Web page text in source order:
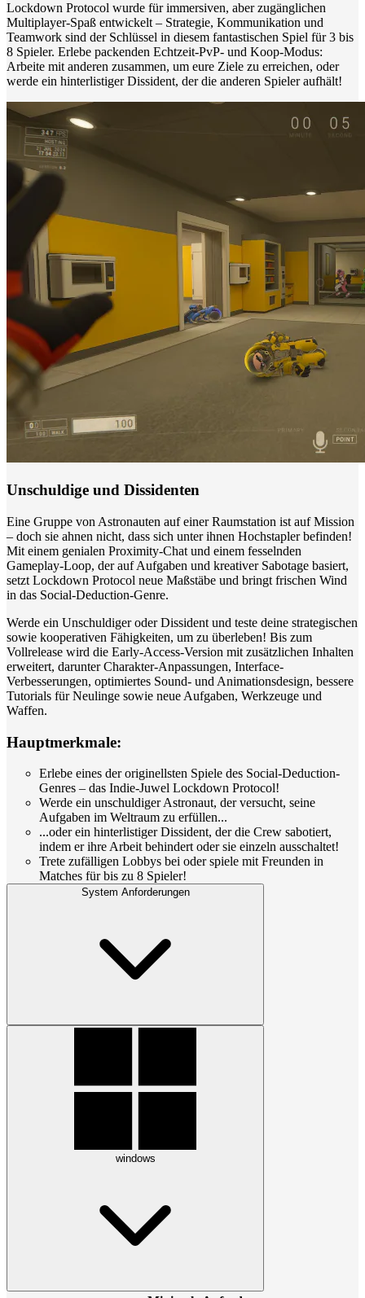
Lockdown Protocol wurde für immersiven, aber zugänglichen
Multiplayer-Spaß entwickelt – Strategie, Kommunikation und
Teamwork sind der Schlüssel in diesem fantastischen Spiel für 3 bis
8 Spieler. Erlebe packenden Echtzeit-PvP- und Koop-Modus:
Arbeite mit anderen zusammen, um eure Ziele zu erreichen, oder
werde ein hinterlistiger Dissident, der die anderen Spieler aufhält!
Unschuldige und Dissidenten
Eine Gruppe von Astronauten auf einer Raumstation ist auf Mission
– doch sie ahnen nicht, dass sich unter ihnen Hochstapler befinden!
Mit einem genialen Proximity-Chat und einem fesselnden
Gameplay-Loop, der auf Aufgaben und kreativer Sabotage basiert,
setzt Lockdown Protocol neue Maßstäbe und bringt frischen Wind
in das Social-Deduction-Genre.
Werde ein Unschuldiger oder Dissident und teste deine strategischen
sowie kooperativen Fähigkeiten, um zu überleben! Bis zum
Vollrelease wird die Early-Access-Version mit zusätzlichen Inhalten
erweitert, darunter Charakter-Anpassungen, Interface-
Verbesserungen, optimiertes Sound- und Animationsdesign, bessere
Tutorials für Neulinge sowie neue Aufgaben, Werkzeuge und
Waffen.
Hauptmerkmale:
Erlebe eines der originellsten Spiele des Social-Deduction-
Genres – das Indie-Juwel Lockdown Protocol!
Werde ein unschuldiger Astronaut, der versucht, seine
Aufgaben im Weltraum zu erfüllen...
...oder ein hinterlistiger Dissident, der die Crew sabotiert,
indem er ihre Arbeit behindert oder sie einzeln ausschaltet!
Trete zufälligen Lobbys bei oder spiele mit Freunden in
Matches für bis zu 8 Spieler!
System Anforderungen
windows